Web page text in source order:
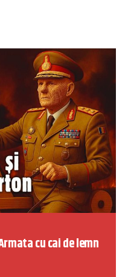
Armata cu cai de lemn